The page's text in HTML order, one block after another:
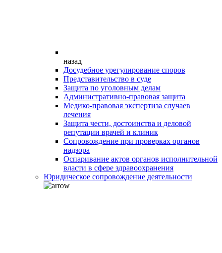
назад
Досудебное урегулирование споров
Представительство в суде
Защита по уголовным делам
Административно-правовая защита
Медико-правовая экспертиза случаев
лечения
Защита чести, достоинства и деловой
репутации врачей и клиник
Сопровождение при проверках органов
надзора
Оспаривание актов органов исполнительной
власти в сфере здравоохранения
Юридическое сопровождение деятельности